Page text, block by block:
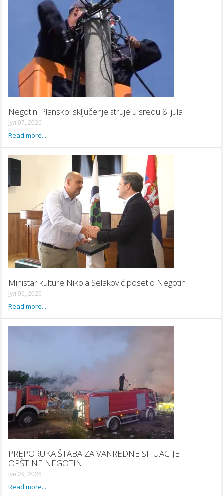
Negotin: Plansko isključenje struje u sredu 8. jula
јул 07, 2026
Read more...
Ministar kulture Nikola Selaković posetio Negotin
јул 06, 2026
Read more...
PREPORUKA ŠTABA ZA VANREDNE SITUACIJE
OPŠTINE NEGOTIN
јун 29, 2026
Read more...